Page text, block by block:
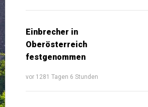
Einbrecher in
Oberösterreich
festgenommen
vor 1281 Tagen 6 Stunden